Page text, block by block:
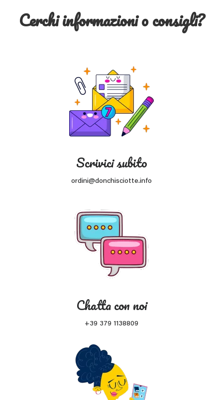
Cerchi informazioni o consigli?
Scrivici subito
ordini@donchisciotte.info
Chatta con noi
+39 379 1138809